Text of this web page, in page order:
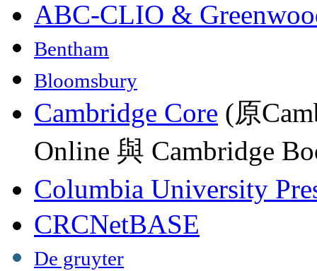
ABC-CLIO &
Bentham
Bloomsbury
Cambridge Core (原
Online 與 Cambridge
Columbia University
CRCNetBASE
De gruyter